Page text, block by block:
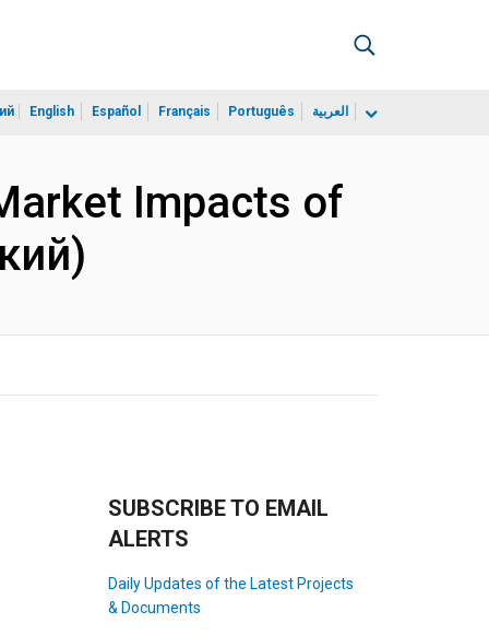
English Español Français Português العربية
Impacts of
SUBSCRIBE TO EMAIL
ALERTS
Daily Updates of the Latest Projects
& Documents